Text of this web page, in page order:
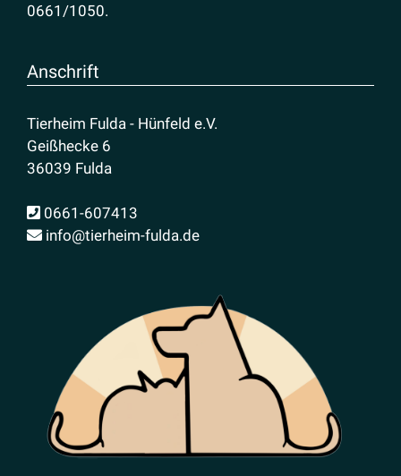
0661/1050.
Anschrift
Tierheim Fulda - Hünfeld e.V.
Geißhecke 6
36039 Fulda
0661-607413
info@tierheim-fulda.de